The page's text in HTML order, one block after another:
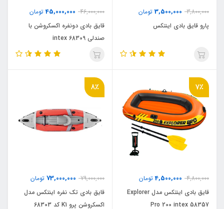
3,800,000
3,500,000 تومان
پارو قایق بادی اینتکس
46,000,000
45,000,000تومان
قایق بادی دونفره اکسکروشن با
صندلی intex 68309
7٪
4,800,000
4,500,000تومان
قایق بادی اینتکس مدل Explorer
Pro 200 intex 58357
8٪
79,000,000
73,000,000 تومان
قایق بادی تک نفره اینتکس مدل
اکسکروشن پرو K1 کد 68303